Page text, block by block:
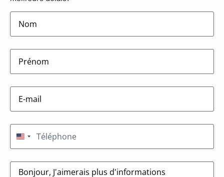
lastname(Nécessaire)
firstname(Nécessaire)
E-
mail(Nécessaire)
Téléphone(Nécessaire)
États-Unis +1
Message